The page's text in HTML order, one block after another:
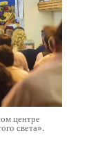
центре
света».